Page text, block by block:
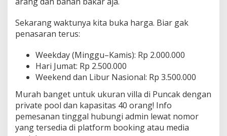
Sekarang waktunya kita buka harga. Biar gak
penasaran terus:
Weekday (Minggu–Kamis): Rp 2.000.000
Hari Jumat: Rp 2.500.000
Weekend dan Libur Nasional: Rp 3.500.000
Murah banget untuk ukuran villa di Puncak dengan
private pool dan kapasitas 40 orang! Info
pemesanan tinggal hubungi admin lewat nomor
yang tersedia di platform booking atau media